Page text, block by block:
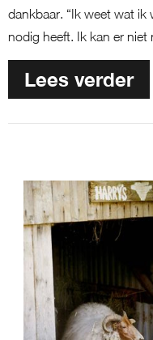
dankbaar. “Ik weet wat ik
nodig heeft. Ik kan er niet
Lees verder